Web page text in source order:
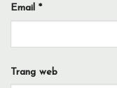
Email *
Trang web